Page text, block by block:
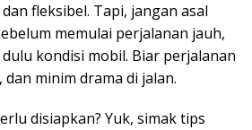
fleksibel. Tapi, jangan asal
memulai perjalanan jauh,
kondisi mobil. Biar perjalanan
minim drama di jalan.
disiapkan? Yuk, simak tips